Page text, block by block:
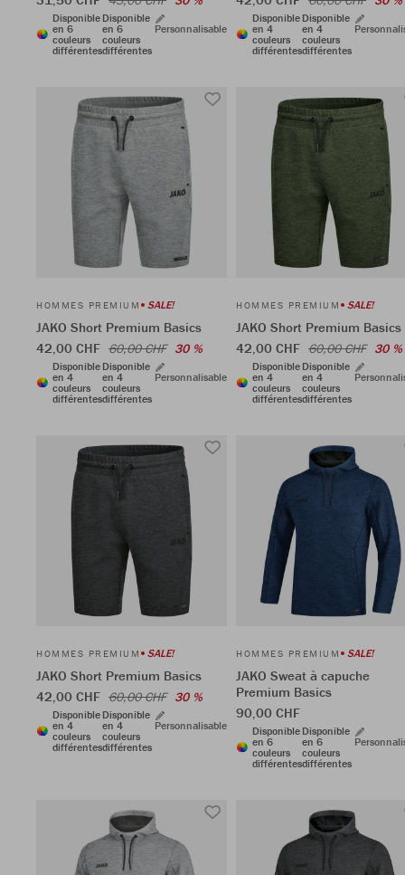
Disponible
en 6
couleurs
différentes
Disponible
en 6
couleurs
différentes
Personnalisable
Disponible
en 4
couleurs
différentes
Disponible
en 4
couleurs
différentes
HOMMES PREMIUM SALE!
JAKO Short Premium Basics
42,00 CHF 60,00 CHF 30 %
Disponible
en 4
couleurs
différentes
Disponible
en 4
couleurs
différentes
Personnalisable
HOMMES PREMIUM SALE!
JAKO Short Premium Basics
42,00 CHF 60,00 CHF 30 %
Disponible
en 4
couleurs
différentes
Disponible
en 4
couleurs
différentes
HOMMES PREMIUM SALE!
JAKO Short Premium Basics
42,00 CHF 60,00 CHF 30 %
Disponible
en 4
couleurs
différentes
Disponible
en 4
couleurs
différentes
Personnalisable
HOMMES PREMIUM SALE!
JAKO Sweat à capuche
Premium Basics
90,00 CHF
Disponible
en 6
couleurs
différentes
Disponible
en 6
couleurs
différentes